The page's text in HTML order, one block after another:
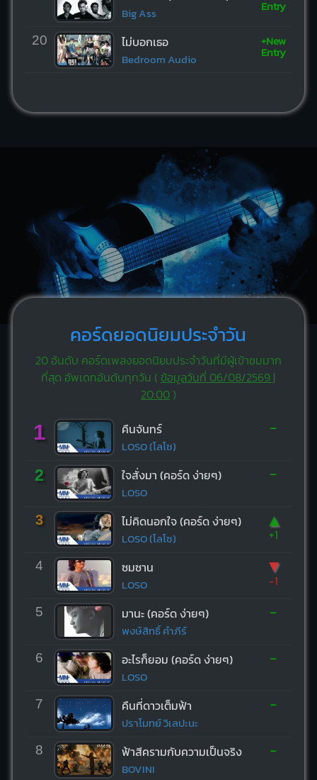
Big Ass Entry
20 ไม่บอกเธอ
Bedroom Audio
+New
Entry
คอร์ดยอดนิยมประจำวัน
20 อันดับ คอร์ดเพลงยอดนิยมประจำวันที่มีผู้เข้าชมมาก
ที่สุด อัพเดทอันดับทุกวัน ( ข้อมูลวันที่ 06/08/2569 |
20:00)
1 คืนจันทร์
LOSO (โลโซ)
-
2 ใจสั่งมา (คอร์ด ง่ายๆ)
LOSO
-
3 ไม่คิดนอกใจ (คอร์ด ง่ายๆ)
LOSO (โลโซ)
▲
+1
4 ซมซาน
LOSO
▼
-1
5 มานะ (คอร์ด ง่ายๆ)
พงษ์สิทธิ์ คำภีร์
-
6 อะไรก็ยอม (คอร์ด ง่ายๆ)
LOSO
-
7 คืนที่ดาวเต็มฟ้า
ปราโมทย์ วิเลปะนะ
-
8 ฟ้าสีครามกับความเป็นจริง
BOVINI
-